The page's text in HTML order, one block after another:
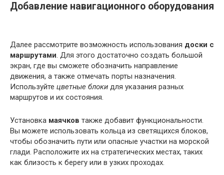
Добавление навигационного оборудования
Далее рассмотрите возможность использования доски с
маршрутами. Для этого достаточно создать большой
экран, где вы сможете обозначить направление
движения, а также отмечать порты назначения.
Используйте цветные блоки для указания разных
маршрутов и их состояния.
Установка маячков также добавит функциональности.
Вы можете использовать кольца из светящихся блоков,
чтобы обозначить пути или опасные участки на морской
глади. Расположите их на стратегических местах, таких
как близость к берегу или в узких проходах.